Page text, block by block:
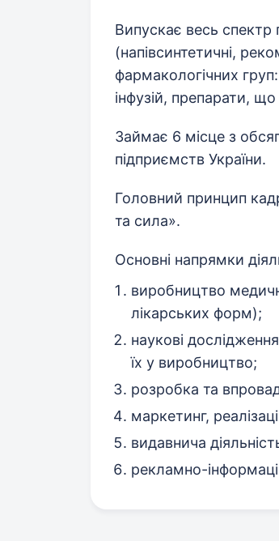
Випускає весь спектр
(напівсинтетичні,
фармакологічних
інфузій, препарати,
Займає 6 місце з
підприємств України.
Головний принцип
та сила».
Основні напрямки
виробництво
лікарських форм);
наукові
їх у виробництво;
розробка та
маркетинг,
видавнича
рекламно-